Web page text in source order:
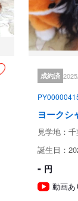
仔犬の飼育
見学、
犬舎所在地
お支払い方法
予約金
成約済
ヨークシ
見学地：
誕生日：
- 円
動画あ